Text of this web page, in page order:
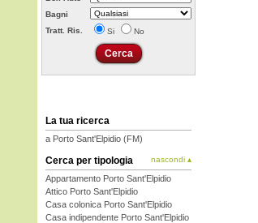
Bagni
Tratt. Ris.
Si No
La tua ricerca
a Porto Sant'Elpidio (FM)
Cerca per tipologia nascondi ▴
Appartamento Porto Sant'Elpidio
Attico Porto Sant'Elpidio
Casa colonica Porto Sant'Elpidio
Casa indipendente Porto Sant'Elpidio